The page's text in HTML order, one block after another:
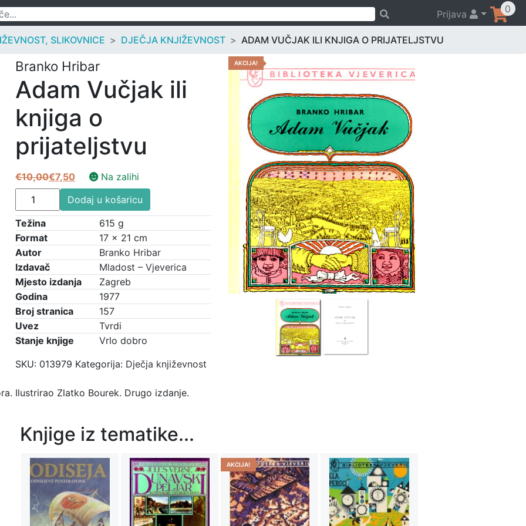
Prijava 0
SLIKOVNICE DJEČJA KNJIŽEVNOST ADAM VUČJAK ILI KNJIGA O PRIJATELJSTVU
Branko Hribar
Adam Vučjak ili
knjiga o
prijateljstvu
€10,00
Izvorna
cijena
bila
je:
€10,00.
€7,50
Trenutna
cijena
je:
€7,50.
Na zalihi
Adam
Vučjak
ili
knjiga
o
prijateljstvu
količina
Dodaj u košaricu
Težina
615 g
Format
17 × 21 cm
Autor
Branko Hribar
Izdavač
Mladost – Vjeverica
Mjesto izdanja
Zagreb
Godina
1977
Broj stranica
157
Uvez
Tvrdi
Stanje knjige
Vrlo dobro
SKU: 013979 Kategorija: Dječja književnost
AKCIJA!
Previous Next
Ilustrirao Zlatko Bourek. Drugo izdanje.
Knjige iz tematike...
AKCIJA!